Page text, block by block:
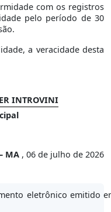
com os registros
pelo período de 30
a veracidade desta
INTROVINI
MA , 06 de julho de 2026
eletrônico emitido